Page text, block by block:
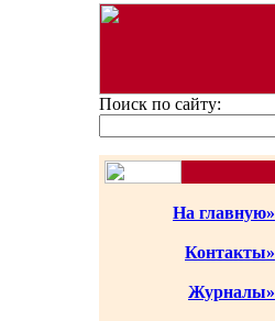
Поиск по сайту:
На главную»
Контакты»
Журналы»